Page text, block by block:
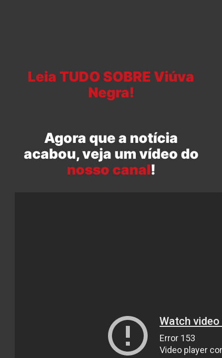
Leia TUDO SOBRE Viúva
Negra!
Agora que a notícia
acabou, veja um vídeo do
nosso canal!